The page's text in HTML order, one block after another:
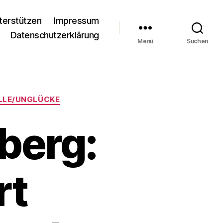
Impressum
Datenschutzerklärung
Menü Suchen
UNGLÜCKE